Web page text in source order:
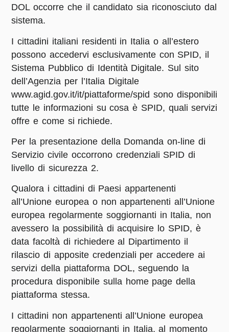
DOL occorre che il candidato sia riconosciuto dal
sistema.
I cittadini italiani residenti in Italia o all’estero
possono accedervi esclusivamente con SPID, il
Sistema Pubblico di Identità Digitale. Sul sito
dell’Agenzia per l’Italia Digitale
www.agid.gov.it/it/piattaforme/spid sono disponibili
tutte le informazioni su cosa è SPID, quali servizi
offre e come si richiede.
Per la presentazione della Domanda on-line di
Servizio civile occorrono credenziali SPID di
livello di sicurezza 2.
Qualora i cittadini di Paesi appartenenti
all’Unione europea o non appartenenti all’Unione
europea regolarmente soggiornanti in Italia, non
avessero la possibilità di acquisire lo SPID, è
data facoltà di richiedere al Dipartimento il
rilascio di apposite credenziali per accedere ai
servizi della piattaforma DOL, seguendo la
procedura disponibile sulla home page della
piattaforma stessa.
I cittadini non appartenenti all’Unione europea
regolarmente soggiornanti in Italia, al momento